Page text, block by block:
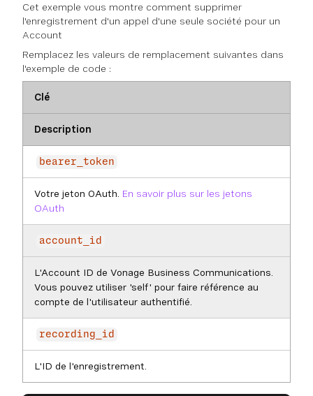
Cet exemple vous montre comment supprimer
l'enregistrement d'un appel d'une seule société pour un
Account
Remplacez les valeurs de remplacement suivantes dans
l'exemple de code :
Clé
Description
bearer_token
Votre jeton OAuth. En savoir plus sur les jetons
OAuth
account_id
L'Account ID de Vonage Business Communications.
Vous pouvez utiliser 'self' pour faire référence au
compte de l'utilisateur authentifié.
recording_id
L'ID de l'enregistrement.